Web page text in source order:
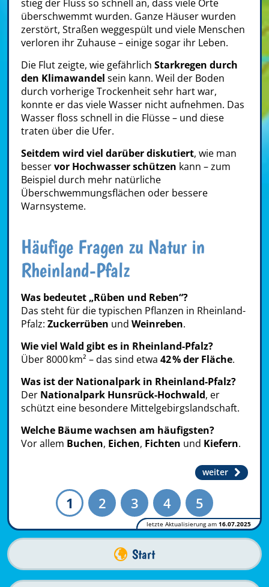
stieg der Fluss so schnell an, dass viele Orte
überschwemmt wurden. Ganze Häuser wurden
zerstört, Straßen weggespült und viele Menschen
verloren ihr Zuhause – einige sogar ihr Leben.
Die Flut zeigte, wie gefährlich Starkregen durch
den Klimawandel sein kann. Weil der Boden
durch vorherige Trockenheit sehr hart war,
konnte er das viele Wasser nicht aufnehmen. Das
Wasser floss schnell in die Flüsse – und diese
traten über die Ufer.
Seitdem wird viel darüber diskutiert, wie man
besservor Hochwasser schützen kann – zum
Beispiel durch mehr natürliche
Überschwemmungsflächen oder bessere
Warnsysteme.
Häufige Fragen zu Natur in
Rheinland-Pfalz
Was bedeutet „Rüben und Reben“?
Das steht für die typischen Pflanzen in Rheinland-
Pfalz: Zuckerrüben und Weinreben.
Wie viel Wald gibt es in Rheinland-Pfalz?
Über 8000 km² – das sind etwa 42 % der Fläche.
Was ist der Nationalpark in Rheinland-Pfalz?
Der Nationalpark Hunsrück-Hochwald, er
schützt eine besondere Mittelgebirgslandschaft.
Welche Bäume wachsen am häufigsten?
Vor allem Buchen, Eichen, Fichten und Kiefern.
weiter
1 2 3 4 5
letzte Aktualisierung am 16.07.2025
Start